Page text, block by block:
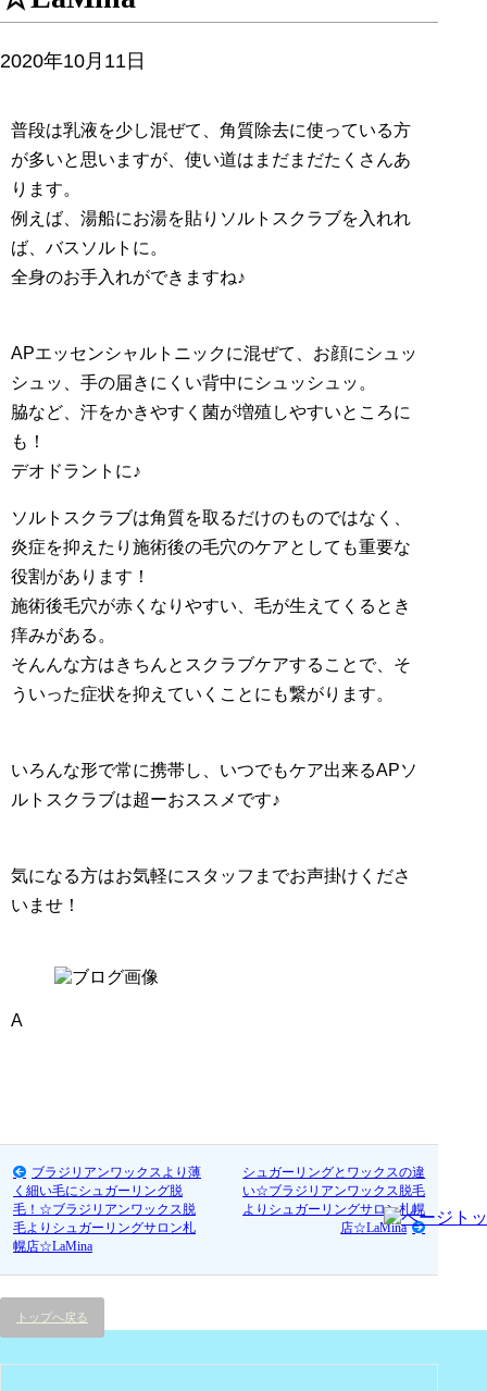
2020年10月11日
普段は乳液を少し混ぜて、角質除去に使っている方
が多いと思いますが、使い道はまだまだたくさんあ
ります。
例えば、湯船にお湯を貼りソルトスクラブを入れれ
ば、バスソルトに。
全身のお手入れができますね♪
APエッセンシャルトニックに混ぜて、お顔にシュッ
シュッ、手の届きにくい背中にシュッシュッ。
脇など、汗をかきやすく菌が増殖しやすいところに
も！
デオドラントに♪
ソルトスクラブは角質を取るだけのものではなく、
炎症を抑えたり施術後の毛穴のケアとしても重要な
役割があります！
施術後毛穴が赤くなりやすい、毛が生えてくるとき
痒みがある。
そんんな方はきちんとスクラブケアすることで、そ
ういった症状を抑えていくことにも繋がります。
いろんな形で常に携帯し、いつでもケア出来るAPソ
ルトスクラブは超ーおススメです♪
気になる方はお気軽にスタッフまでお声掛けくださ
いませ！
A
ブラジリアンワックスより薄
く細い毛にシュガーリング脱
毛！☆ブラジリアンワックス脱
毛よりシュガーリングサロン札
幌店☆LaMina
シュガーリングとワックスの違
い☆ブラジリアンワックス脱毛
よりシュガーリングサロン札幌
店☆LaMina
トップへ戻る